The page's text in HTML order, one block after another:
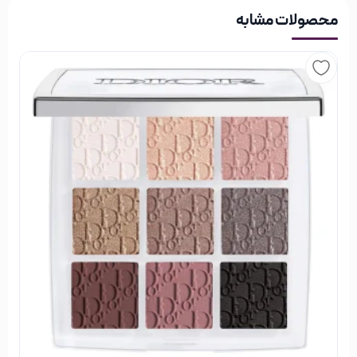
face رنگ NUDE
معمولا سه رنگ پایین که تیره‌تر هم هستند برای کانتور و
رنگ‌های بالا به ترتیب از راست برای کرم پودر و دو رنگ وسط و
چپ برای کانسیلر به کار می‌روند. علاوه بر این در پالت کانتور چرب
شیگلم امکان ترکیب ساده رنگ‌ها وجود دارد.
برند شیگلم SHEGLAM
شیگلم برند محبوب چینی است که در حوزه تولید لوازم آرایشی
فعالیت داشته و سال 2019 در کشور سنگاپور تاسیس شد. برند
Sheglam با ارائه محصولات متنوع و با کیفیت در زمینه آرایشی
محصولات مشابه